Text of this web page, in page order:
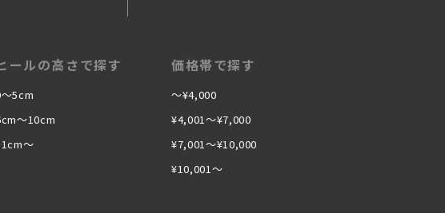
の会員登録を承認しない場合があ
他へ転用することを禁止いたしま
ールの高さで探す
5cm
〜10cm
〜
価格帯で探す
〜¥4,000
¥4,001〜¥7,000
¥7,001〜¥10,000
¥10,001〜